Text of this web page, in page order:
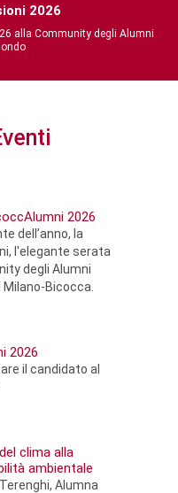
2026
alla Community degli Alumni
2026
dell’anno, la
l'elegante serata
degli Alumni
Bicocca.
2026
il candidato al
clima alla
ambientale
Alumna